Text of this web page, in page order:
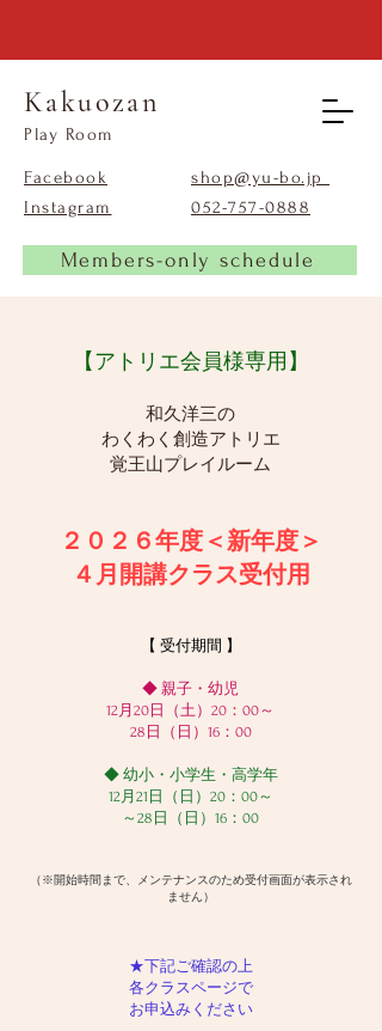
Kakuozan
​Play Room
Facebook
Instagram
shop@yu-bo.jp
​052-757-0888
Members-only schedule
【アトリエ会員様専用】
和久洋三の
わくわく創造アトリエ
覚王山プレイルーム
２０２６年度＜新年度＞
４月開講クラス受付用
【 受付期間 】
◆ 親子・幼児
12月20日（土）20：00～
28日（日）16：00
◆ 幼小・小学生・高学年
12月21日（日）20：00～
～28日（日）16：00
（※開始時間まで、メンテナンスのため受付画面が表示され
ません）
★下記ご確認の上
各クラスページで
​お申込みください